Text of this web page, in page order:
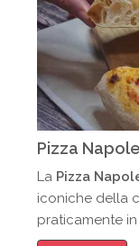
Pizza
La Pizza
iconiche della
praticamente